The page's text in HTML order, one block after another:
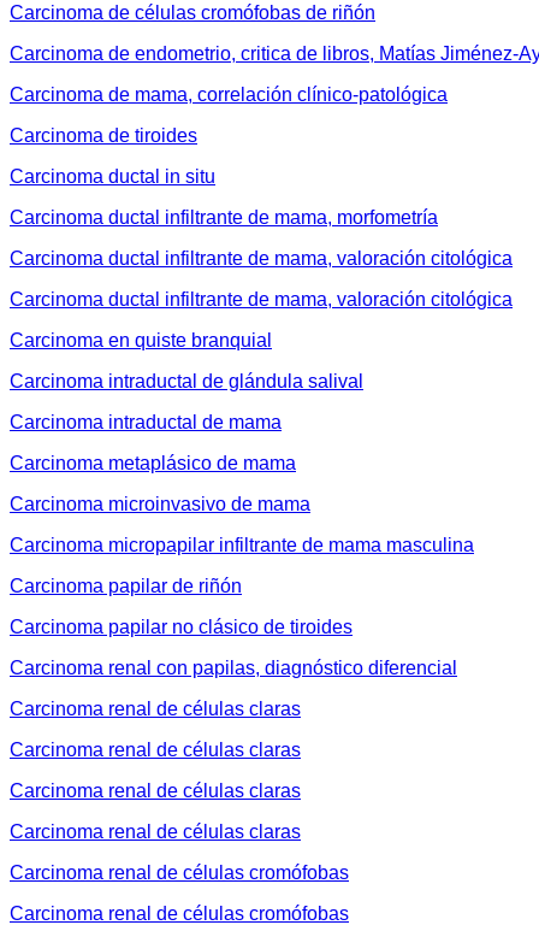
Carcinoma de células cromófobas de riñón
Carcinoma de endometrio, critica de libros, Matías Jiménez-
Carcinoma de mama, correlación clínico-patológica
Carcinoma de tiroides
Carcinoma ductal in situ
Carcinoma ductal infiltrante de mama, morfometría
Carcinoma ductal infiltrante de mama, valoración citológica
Carcinoma ductal infiltrante de mama, valoración citológica
Carcinoma en quiste branquial
Carcinoma intraductal de glándula salival
Carcinoma intraductal de mama
Carcinoma metaplásico de mama
Carcinoma microinvasivo de mama
Carcinoma micropapilar infiltrante de mama masculina
Carcinoma papilar de riñón
Carcinoma papilar no clásico de tiroides
Carcinoma renal con papilas, diagnóstico diferencial
Carcinoma renal de células claras
Carcinoma renal de células claras
Carcinoma renal de células claras
Carcinoma renal de células claras
Carcinoma renal de células cromófobas
Carcinoma renal de células cromófobas